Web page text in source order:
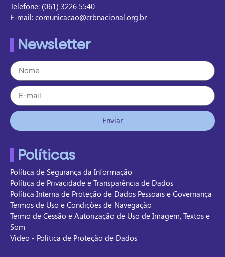
Telefone: (061) 3226 5540
E-mail: comunicacao@crbnacional.org.br
Newsletter
Enviar
Políticas
Política de Segurança da Informação
Política de Privacidade e Transparência de Dados
Política Interna de Proteção de Dados Pessoais e Governança
Termos de Uso e Condições de Navegação
Termo de Cessão e Autorização de Uso de Imagem, Textos e
Som
Vídeo - Política de Proteção de Dados